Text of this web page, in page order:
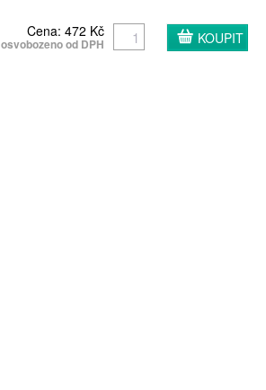
Cena: 472 Kč
osvobozeno od DPH